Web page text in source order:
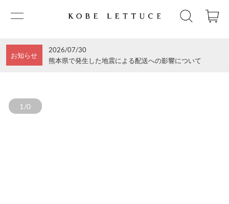
お知らせ
2026/07/30
熊本県で発生した地震による配送への影響について
1/0